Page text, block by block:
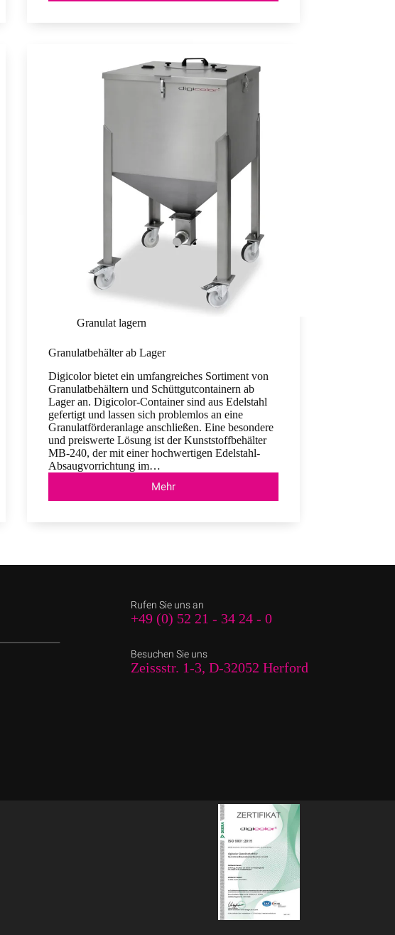
Granulat lagern
Granulatbehälter ab Lager
Digicolor bietet ein umfangreiches Sortiment von
Granulatbehältern und Schüttgutcontainern ab
Lager an. Digicolor-Container sind aus Edelstahl
gefertigt und lassen sich problemlos an eine
Granulatförderanlage anschließen. Eine besondere
und preiswerte Lösung ist der Kunststoffbehälter
MB-240, der mit einer hochwertigen Edelstahl-
Absaugvorrichtung im…
Mehr
Granulatbehälter
ab
Rufen Sie uns an
+49 (0) 52 21 - 34 24 - 0
Besuchen Sie uns
Zeissstr. 1-3, D-32052 Herford